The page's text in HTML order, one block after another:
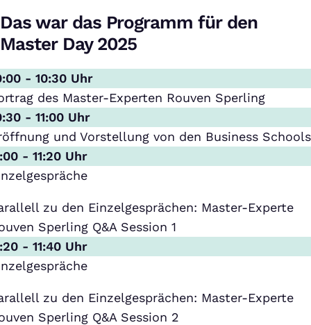
Das war das Programm für den
Master Day 2025
- 10:30 Uhr
des Master-Experten Rouven Sperling
- 11:00 Uhr
und Vorstellung von den Business Schools
- 11:20 Uhr
zu den Einzelgesprächen: Master-Experte
Sperling Q&A Session 1
- 11:40 Uhr
zu den Einzelgesprächen: Master-Experte
Sperling Q&A Session 2